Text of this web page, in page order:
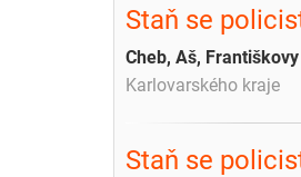
Staň se
Cheb, Aš,
Karlovarského kraje
Staň se